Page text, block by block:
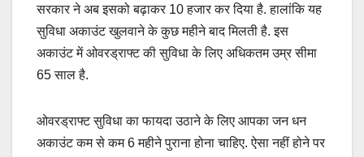
सरकार ने अब इसको बढ़ाकर 10 हजार कर दिया है. हालांकि यह
सुविधा अकाउंट खुलवाने के कुछ महीने बाद मिलती है. इस
अकाउंट में ओवरड्राफ्ट की सुविधा के लिए अधिकतम उम्र सीमा
65 साल है.
ओवरड्राफ्ट सुविधा का फायदा उठाने के लिए आपका जन धन
अकाउंट कम से कम 6 महीने पुराना होना चाहिए. ऐसा नहीं होने पर